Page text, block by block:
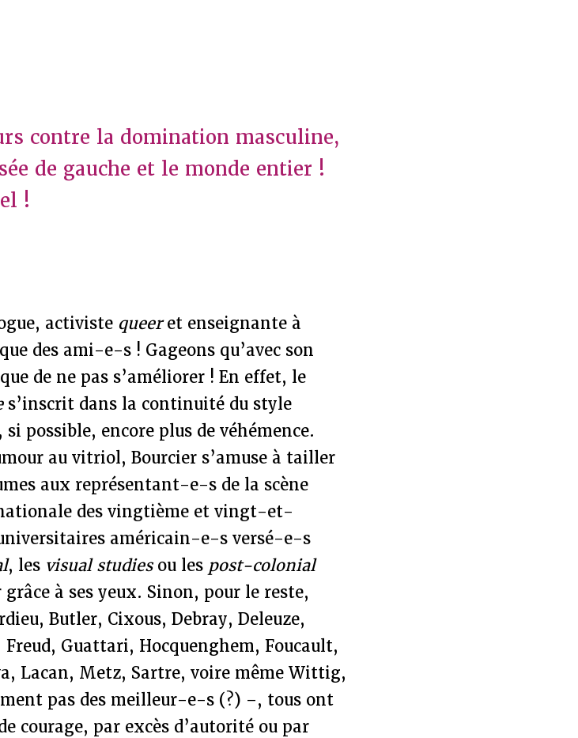
contre la domination masculine,
de gauche et le monde entier !
!
activiste queeret enseignante à
des ami-e-s ! Gageons qu’avec son
de ne pas s’améliorer ! En effet, le
s’inscrit dans la continuité du style
possible, encore plus de véhémence.
au vitriol, Bourcier s’amuse à tailler
aux représentant-e-s de la scène
des vingtième et vingt-et-
américain-e-s versé-e-s
, les visual studiesou les post-colonial
à ses yeux. Sinon, pour le reste,
Butler, Cixous, Debray, Deleuze,
Guattari, Hocquenghem, Foucault,
Lacan, Metz, Sartre, voire même Wittig,
pas des meilleur-e-s (?) –, tous ont
courage, par excès d’autorité ou par